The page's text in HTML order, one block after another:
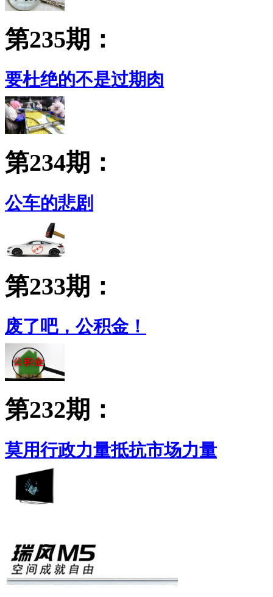
第235期：
要杜绝的不是过期肉
第234期：
公车的悲剧
第233期：
废了吧，公积金！
第232期：
莫用行政力量抵抗市场力量